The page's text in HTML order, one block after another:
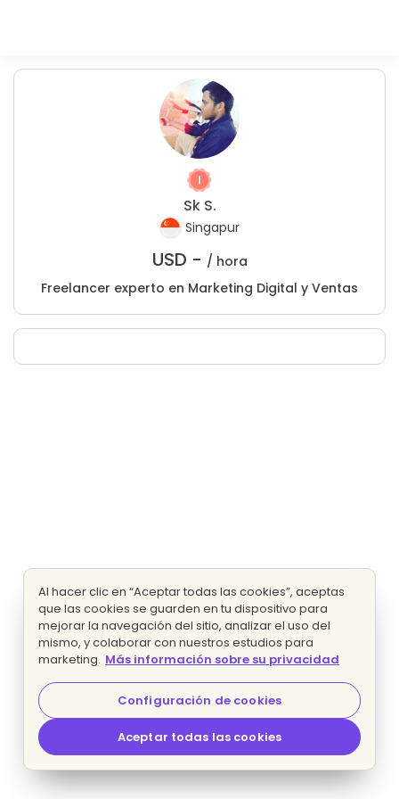
Sk S.
Singapur
USD - / hora
Freelancer experto en Marketing Digital y Ventas
Al hacer clic en “Aceptar todas las cookies”, aceptas
que las cookies se guarden en tu dispositivo para
mejorar la navegación del sitio, analizar el uso del
mismo, y colaborar con nuestros estudios para
marketing. Más información sobre su privacidad
Configuración de cookies
Aceptar todas las cookies